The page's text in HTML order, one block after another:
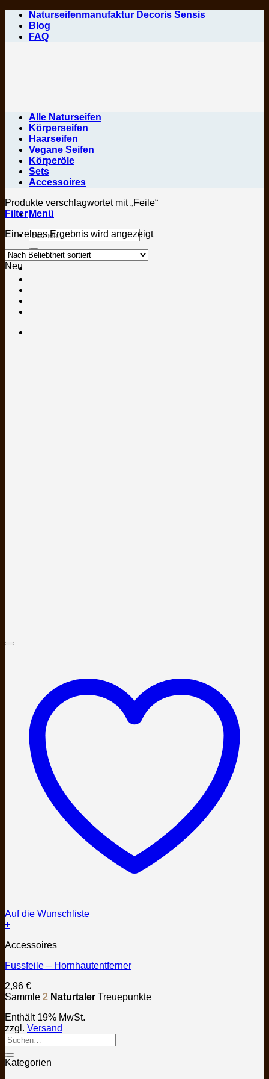
Zum
Inhalt
springen
Naturseifenmanufaktur Decoris Sensis
Blog
FAQ
Menü
Suchen
nach:
Alle Naturseifen
Körperseifen
Haarseifen
Vegane Seifen
Körperöle
Sets
Accessoires
Produkte verschlagwortet mit „Feile“
Filter
Einzelnes Ergebnis wird angezeigt
Neu
Auf die Wunschliste
+
Accessoires
Fussfeile – Hornhautentferner
2,96 €
Sammle 2 Naturtaler Treuepunkte
Enthält 19% MwSt.
zzgl. Versand
Kategorien